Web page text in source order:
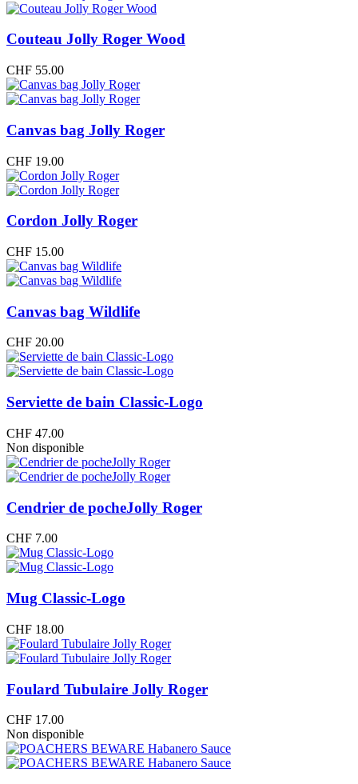
Couteau Jolly Roger Wood
CHF 55.00
Canvas bag Jolly Roger
CHF 19.00
Cordon Jolly Roger
CHF 15.00
Canvas bag Wildlife
CHF 20.00
Serviette de bain Classic-Logo
CHF 47.00
Non disponible
Cendrier de pocheJolly Roger
CHF 7.00
Mug Classic-Logo
CHF 18.00
Foulard Tubulaire Jolly Roger
CHF 17.00
Non disponible